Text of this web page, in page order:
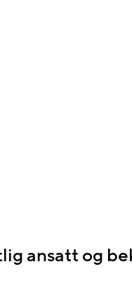
ansatt og